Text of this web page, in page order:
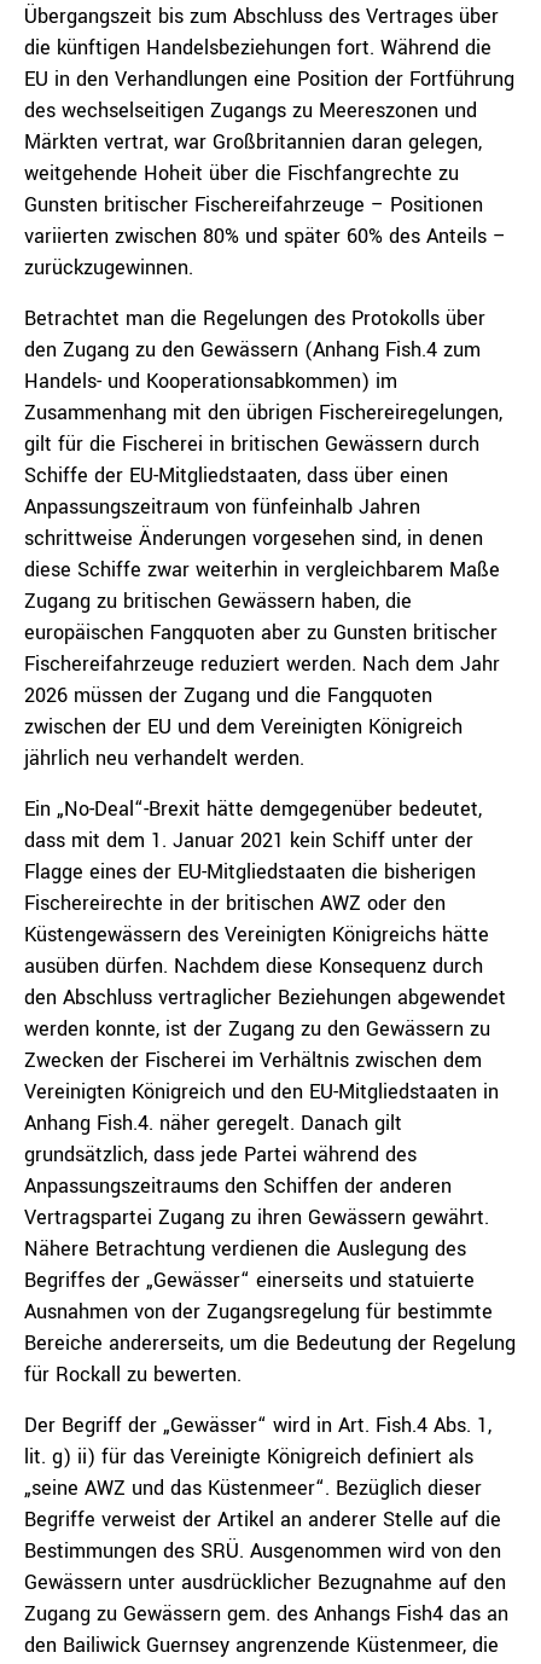
Übergangszeit bis zum Abschluss des Vertrages über
die künftigen Handelsbeziehungen fort. Während die
EU in den Verhandlungen eine Position der Fortführung
des wechselseitigen Zugangs zu Meereszonen und
Märkten vertrat, war Großbritannien daran gelegen,
weitgehende Hoheit über die Fischfangrechte zu
Gunsten britischer Fischereifahrzeuge – Positionen
variierten zwischen 80% und später 60% des Anteils –
zurückzugewinnen.
Betrachtet man die Regelungen des Protokolls über
den Zugang zu den Gewässern (Anhang Fish.4 zum
Handels- und Kooperationsabkommen) im
Zusammenhang mit den übrigen Fischereiregelungen,
gilt für die Fischerei in britischen Gewässern durch
Schiffe der EU-Mitgliedstaaten, dass über einen
Anpassungszeitraum von fünfeinhalb Jahren
schrittweise Änderungen vorgesehen sind, in denen
diese Schiffe zwar weiterhin in vergleichbarem Maße
Zugang zu britischen Gewässern haben, die
europäischen Fangquoten aber zu Gunsten britischer
Fischereifahrzeuge reduziert werden. Nach dem Jahr
2026 müssen der Zugang und die Fangquoten
zwischen der EU und dem Vereinigten Königreich
jährlich neu verhandelt werden.
Ein „No-Deal“-Brexit hätte demgegenüber bedeutet,
dass mit dem 1. Januar 2021 kein Schiff unter der
Flagge eines der EU-Mitgliedstaaten die bisherigen
Fischereirechte in der britischen AWZ oder den
Küstengewässern des Vereinigten Königreichs hätte
ausüben dürfen. Nachdem diese Konsequenz durch
den Abschluss vertraglicher Beziehungen abgewendet
werden konnte, ist der Zugang zu den Gewässern zu
Zwecken der Fischerei im Verhältnis zwischen dem
Vereinigten Königreich und den EU-Mitgliedstaaten in
Anhang Fish.4. näher geregelt. Danach gilt
grundsätzlich, dass jede Partei während des
Anpassungszeitraums den Schiffen der anderen
Vertragspartei Zugang zu ihren Gewässern gewährt.
Nähere Betrachtung verdienen die Auslegung des
Begriffes der „Gewässer“ einerseits und statuierte
Ausnahmen von der Zugangsregelung für bestimmte
Bereiche andererseits, um die Bedeutung der Regelung
für Rockall zu bewerten.
Der Begriff der „Gewässer“ wird in Art. Fish.4 Abs. 1,
lit. g) ii) für das Vereinigte Königreich definiert als
„seine AWZ und das Küstenmeer“. Bezüglich dieser
Begriffe verweist der Artikel an anderer Stelle auf die
Bestimmungen des SRÜ. Ausgenommen wird von den
Gewässern unter ausdrücklicher Bezugnahme auf den
Zugang zu Gewässern gem. des Anhangs Fish4 das an
den Bailiwick Guernsey angrenzende Küstenmeer, die